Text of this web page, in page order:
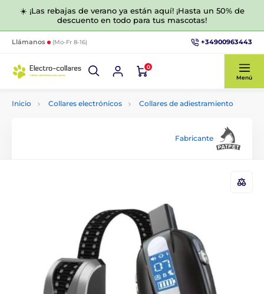
☀️ ¡Las rebajas de verano ya están aquí! ¡Hasta un 50% de
descuento en todo para tus mascotas!
Llámanos (Mo-Fr 8-16) +34900963443
0
Menú
Inicio Collares electrónicos Collares de adiestramiento
Fabricante